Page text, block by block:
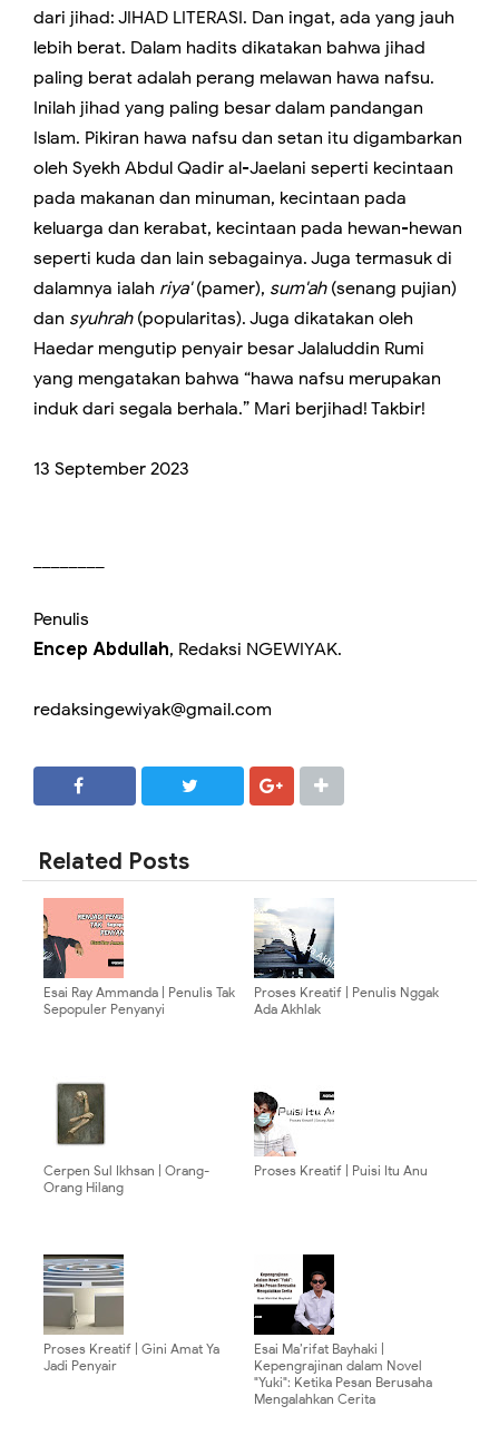
dari jihad: JIHAD LITERASI. Dan ingat, ada yang jauh
lebih berat. Dalam hadits dikatakan bahwa jihad
paling berat adalah perang melawan hawa nafsu.
Inilah jihad yang paling besar dalam pandangan
Islam. Pikiran hawa nafsu dan setan itu digambarkan
oleh Syekh Abdul Qadir al-Jaelani seperti kecintaan
pada makanan dan minuman, kecintaan pada
keluarga dan kerabat, kecintaan pada hewan-hewan
seperti kuda dan lain sebagainya. Juga termasuk di
dalamnya ialah riya'(pamer), sum'ah(senang pujian)
dan syuhrah(popularitas). Juga dikatakan oleh
Haedar mengutip penyair besar Jalaluddin Rumi
yang mengatakan bahwa “hawa nafsu merupakan
induk dari segala berhala.” Mari berjihad! Takbir!
13 September 2023
Penulis
Encep Abdullah, Redaksi NGEWIYAK.
redaksingewiyak@gmail.com
Related Posts
Esai Ray Ammanda | Penulis Tak
Sepopuler Penyanyi
Proses Kreatif | Penulis Nggak
Ada Akhlak
Cerpen Sul Ikhsan | Orang-
Orang Hilang
Proses Kreatif | Puisi Itu Anu
Proses Kreatif | Gini Amat Ya
Jadi Penyair
Esai Ma’rifat Bayhaki |
Kepengrajinan dalam Novel
"Yuki": Ketika Pesan Berusaha
Mengalahkan Cerita